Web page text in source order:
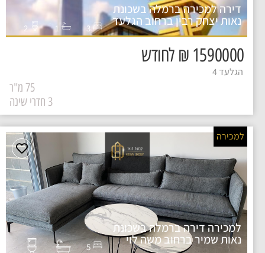
דירה למכירה ברמלה בשכונת
נאות יצחק רבין ברחוב הגלעד 3
1
2
1590000 ₪ לחודש
הגלעד 4
75 מ"ר
למכירה דירה ברמלה בשכונת
נאות שמיר ברחוב משה לוי 5
למכירה